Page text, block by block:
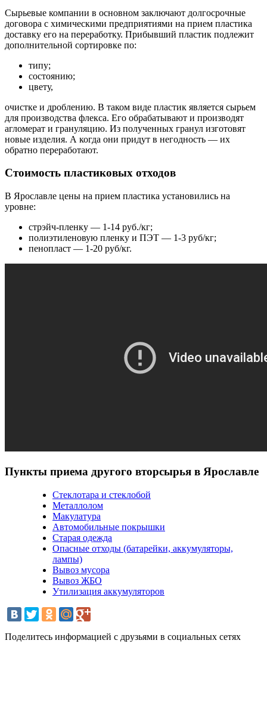
Сырьевые компании в основном заключают долгосрочные
договора с химическими предприятиями на прием пластика
доставку его на переработку. Прибывший пластик подлежит
дополнительной сортировке по:
типу;
состоянию;
цвету,
очистке и дроблению. В таком виде пластик является сырьем
для производства флекса. Его обрабатывают и производят
агломерат и грануляцию. Из полученных гранул изготовят
новые изделия. А когда они придут в негодность — их
обратно переработают.
Стоимость пластиковых отходов
В Ярославле цены на прием пластика установились на
уровне:
стрэйч-пленку — 1-14 руб./кг;
полиэтиленовую пленку и ПЭТ — 1-3 руб/кг;
пенопласт — 1-20 руб/кг.
Пункты приема другого вторсырья в Ярославле
Стеклотара и стеклобой
Металлолом
Макулатура
Автомобильные покрышки
Старая одежда
Опасные отходы (батарейки, аккумуляторы,
лампы)
Вывоз мусора
Вывоз ЖБО
Утилизация аккумуляторов
Поделитесь информацией с друзьями в социальных сетях